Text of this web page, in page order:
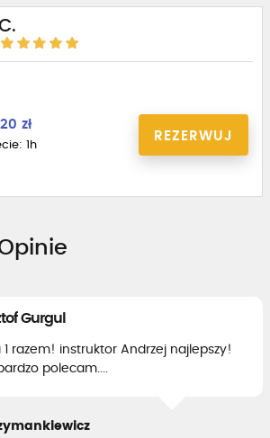
godzin? Zadzwoń, a dziewczyny w
cennik.
zł
1h
REZERWUJ
Gurgul
1 razem! instruktor Andrzej najlepszy!
polecam....